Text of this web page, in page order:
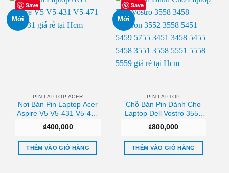
Save
Mới
PIN LAPTOP ACER
Nơi Bán Pin Laptop Acer
Aspire V5 V5-431 V5-471
₫400,000
THÊM VÀO GIỎ HÀNG
Save
Mới
PIN LAPTOP
Chỗ Bán Pin Dành Cho
Laptop Dell Vostro 3558
5451 5459 5755 3451
3458 5455 5458 3551
3558 5551 5558 5559 Giá
rẻ
₫800,000
THÊM VÀO GIỎ HÀNG